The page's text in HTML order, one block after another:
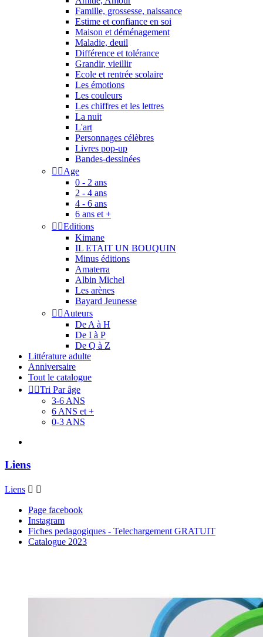
Famille, grossesse, naissance
Estime et confiance en soi
Maison et déménagement
Maladie, deuil
Différence et tolérance
Grandir, vieillir
Ecole et rentrée scolaire
Les émotions
Les couleurs
Les chiffres et les lettres
La nuit
L'art
Personnages célèbres
Livres pop-up
Bandes-dessinées
 Age
0 - 2 ans
2 - 4 ans
4 - 6 ans
6 ans et +
 Editions
Kimane
IL ETAIT UN BOUQUIN
Minus éditions
Amaterra
Albin Michel
Les arènes
Bayard Jeunesse
 Auteurs
De A à H
De I à P
De Q à Z
Littérature adulte
Anniversaire
Tout le catalogue
 Tri Par âge
3-6 ANS
6 ANS et +
0-3 ANS
Liens
Liens  
Page facebook
Instagram
Fiches pedagogiques - Telechargement GRATUIT
Catalogue 2023